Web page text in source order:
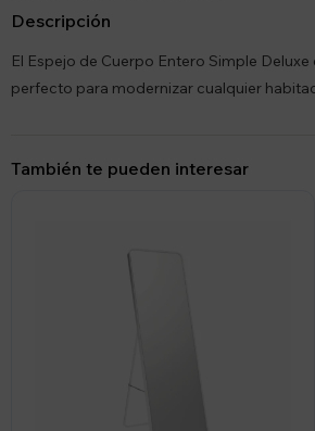
Descripción
El Espejo de Cuerpo Entero Simple
perfecto para modernizar cualquier
También te pueden interesar